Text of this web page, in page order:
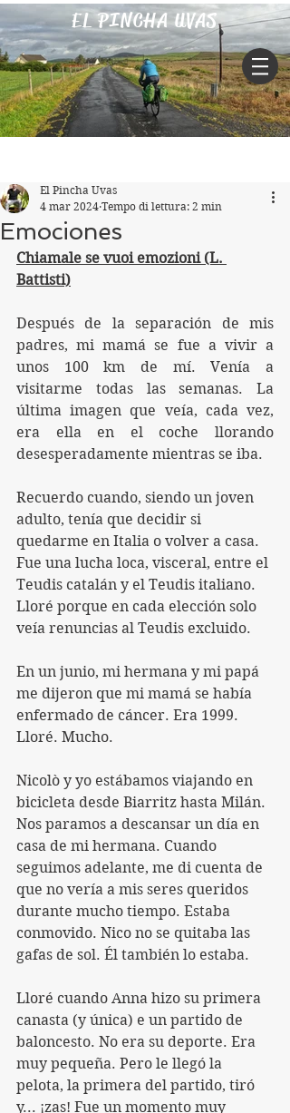
EL PINCHA UVAS
Emociones
El Pincha Uvas
4 mar 2024 Tempo di lettura: 2 min
Chiamale se vuoi emozioni (L.
Battisti)
Después de la separación de mis
padres, mi mamá se fue a vivir a
unos 100 km de mí. Venía a
visitarme todas las semanas. La
última imagen que veía, cada vez,
era ella en el coche llorando
desesperadamente mientras se iba.
Recuerdo cuando, siendo un joven
adulto, tenía que decidir si
quedarme en Italia o volver a casa.
Fue una lucha loca, visceral, entre el
Teudis catalán y el Teudis italiano.
Lloré porque en cada elección solo
veía renuncias al Teudis excluido.
En un junio, mi hermana y mi papá
me dijeron que mi mamá se había
enfermado de cáncer. Era 1999.
Lloré. Mucho.
Nicolò y yo estábamos viajando en
bicicleta desde Biarritz hasta Milán.
Nos paramos a descansar un día en
casa de mi hermana. Cuando
seguimos adelante, me di cuenta de
que no vería a mis seres queridos
durante mucho tiempo. Estaba
conmovido. Nico no se quitaba las
gafas de sol. Él también lo estaba.
Lloré cuando Anna hizo su primera
canasta (y única) e un partido de
baloncesto. No era su deporte. Era
muy pequeña. Pero le llegó la
pelota, la primera del partido, tiró
y... ¡zas! Fue un momento muy